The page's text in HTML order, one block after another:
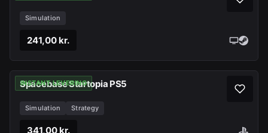
Simulation
241,00 kr.
INSTANT LEVERING
Spacebase Startopia PS5
Simulation Strategy
341,00 kr.